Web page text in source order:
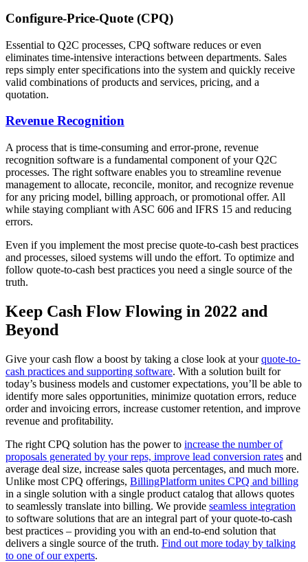
Configure-Price-Quote (CPQ)
Essential to Q2C processes, CPQ software reduces or even
eliminates time-intensive interactions between departments. Sales
reps simply enter specifications into the system and quickly receive
valid combinations of products and services, pricing, and a
quotation.
Revenue Recognition
A process that is time-consuming and error-prone, revenue
recognition software is a fundamental component of your Q2C
processes. The right software enables you to streamline revenue
management to allocate, reconcile, monitor, and recognize revenue
for any pricing model, billing approach, or promotional offer. All
while staying compliant with ASC 606 and IFRS 15 and reducing
errors.
Even if you implement the most precise quote-to-cash best practices
and processes, siloed systems will undo the effort. To optimize and
follow quote-to-cash best practices you need a single source of the
truth.
Keep Cash Flow Flowing in 2022 and
Beyond
Give your cash flow a boost by taking a close look at yourquote-to-
cash practices and supporting software. With a solution built for
today’s business models and customer expectations, you’ll be able to
identify more sales opportunities, minimize quotation errors, reduce
order and invoicing errors, increase customer retention, and improve
revenue and profitability.
The right CPQ solution has the power to increase the number of
proposals generated by your reps, improve lead conversion rates and
average deal size, increase sales quota percentages, and much more.
Unlike most CPQ offerings, BillingPlatform unites CPQ and billing
in a single solution with a single product catalog that allows quotes
to seamlessly translate into billing. We provide seamless integration
to software solutions that are an integral part of your quote-to-cash
best practices – providing you with an end-to-end solution that
delivers a single source of the truth. Find out more today by talking
to one of our experts.